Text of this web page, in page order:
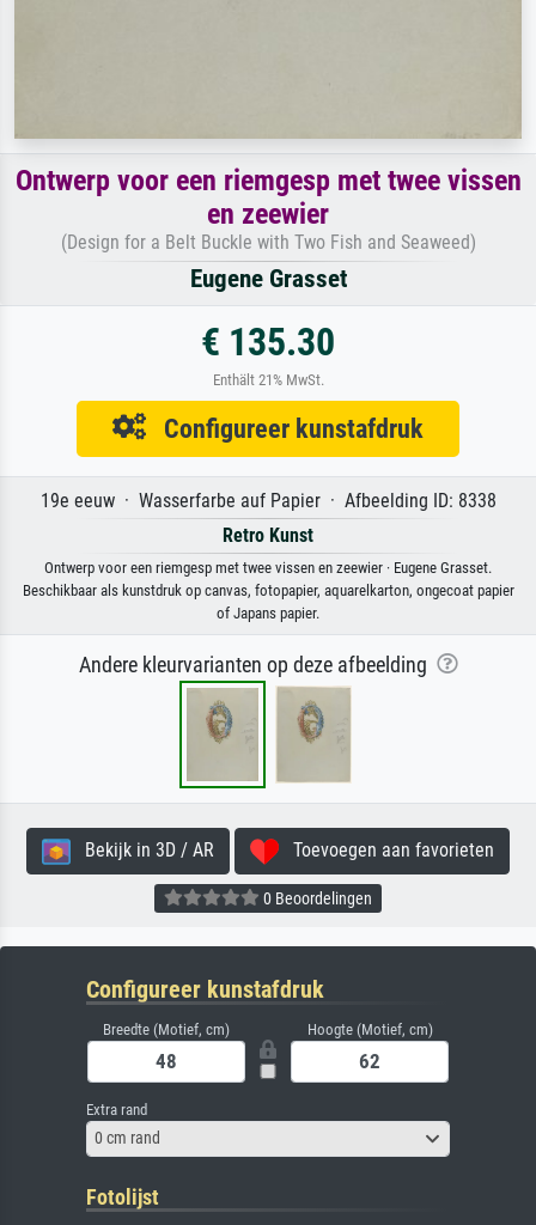
Ontwerp voor een riemgesp met twee vissen
en zeewier
(Design for a Belt Buckle with Two Fish and Seaweed)
Eugene Grasset
€ 135.30
Enthält 21% MwSt.
Configureer kunstafdruk
19e eeuw · Wasserfarbe auf Papier · Afbeelding ID: 8338
Retro Kunst
Ontwerp voor een riemgesp met twee vissen en zeewier · Eugene Grasset.
Beschikbaar als kunstdruk op canvas, fotopapier, aquarelkarton, ongecoat papier
of Japans papier.
Andere kleurvarianten op deze afbeelding
Bekijk in 3D / AR Toevoegen aan favorieten
0 Beoordelingen
Configureer kunstafdruk
Breedte (Motief, cm) Hoogte (Motief, cm)
Extra rand
0 cm rand
Fotolijst